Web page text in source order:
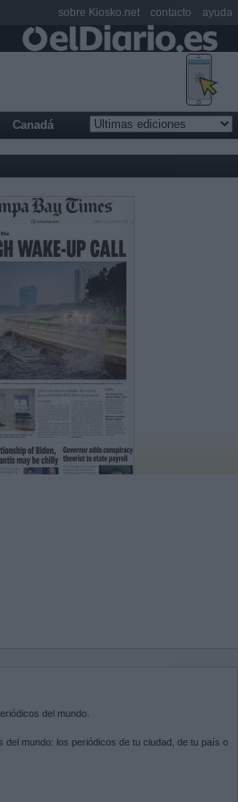
Canadá
del mundo.
del mundo: los periódicos de tu ciudad, de tu país o
sobre Kiosko.net contacto ayuda